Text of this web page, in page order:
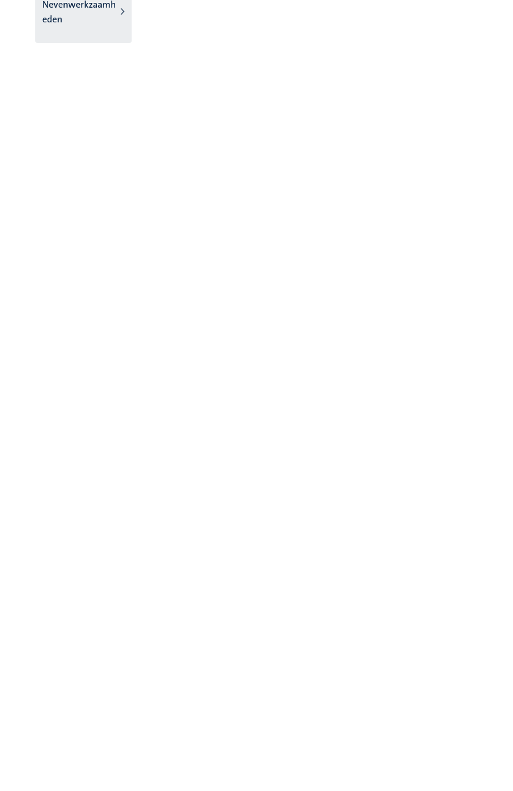
Nevenwerkzaamh
eden